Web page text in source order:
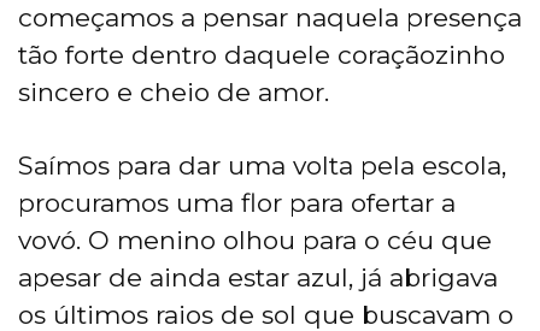
começamos a pensar naquela presença
tão forte dentro daquele coraçãozinho
sincero e cheio de amor.
Saímos para dar uma volta pela escola,
procuramos uma flor para ofertar a
vovó. O menino olhou para o céu que
apesar de ainda estar azul, já abrigava
os últimos raios de sol que buscavam o